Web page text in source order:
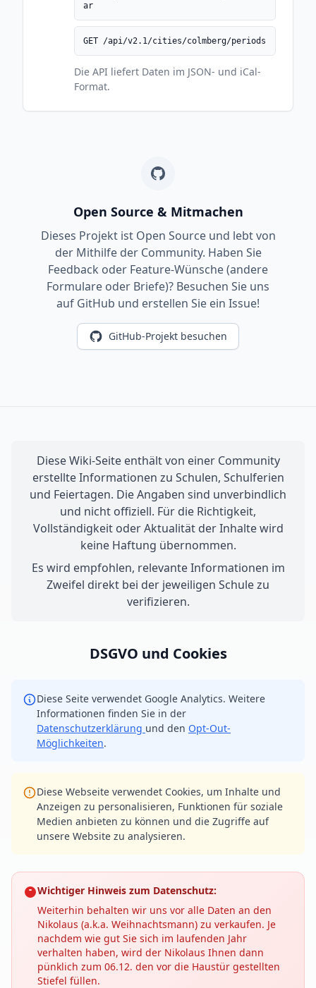
ar
GET /api/v2.1/cities/colmberg/periods
Die API liefert Daten im JSON- und iCal-
Format.
Open Source & Mitmachen
Dieses Projekt ist Open Source und lebt von
der Mithilfe der Community. Haben Sie
Feedback oder Feature-Wünsche (andere
Formulare oder Briefe)? Besuchen Sie uns
auf GitHub und erstellen Sie ein Issue!
GitHub-Projekt besuchen
Diese Wiki-Seite enthält von einer Community
erstellte Informationen zu Schulen, Schulferien
und Feiertagen. Die Angaben sind unverbindlich
und nicht offiziell. Für die Richtigkeit,
Vollständigkeit oder Aktualität der Inhalte wird
keine Haftung übernommen.
Es wird empfohlen, relevante Informationen im
Zweifel direkt bei der jeweiligen Schule zu
verifizieren.
DSGVO und Cookies
Diese Seite verwendet Google Analytics. Weitere
Informationen finden Sie in der
Datenschutzerklärung und den Opt-Out-
Möglichkeiten.
Diese Webseite verwendet Cookies, um Inhalte und
Anzeigen zu personalisieren, Funktionen für soziale
Medien anbieten zu können und die Zugriffe auf
unsere Website zu analysieren.
Wichtiger Hinweis zum Datenschutz:
Weiterhin behalten wir uns vor alle Daten an den
Nikolaus (a.k.a. Weihnachtsmann) zu verkaufen. Je
nachdem wie gut Sie sich im laufenden Jahr
verhalten haben, wird der Nikolaus Ihnen dann
pünklich zum 06.12. den vor die Haustür gestellten
Stiefel füllen.